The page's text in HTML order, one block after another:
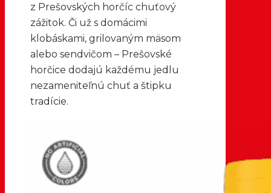
z Prešovských horčíc chuťový
zážitok. Či už s domácimi
klobáskami, grilovaným mäsom
alebo sendvičom – Prešovské
horčice dodajú každému jedlu
nezameniteľnú chuť a štipku
tradície.